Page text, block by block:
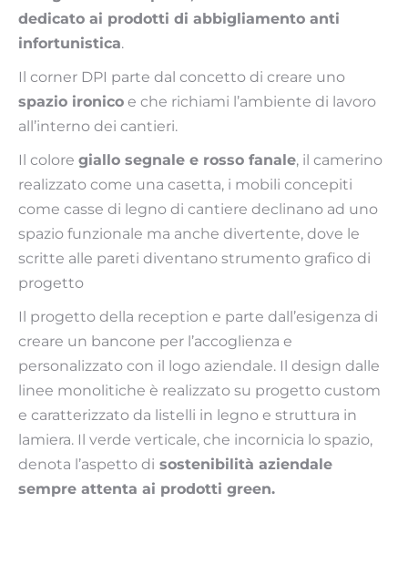
dedicato ai prodotti di abbigliamento anti
infortunistica.
Il corner DPI parte dal concetto di creare uno
spazio ironico e che richiami l’ambiente di lavoro
all’interno dei cantieri.
Il colore giallo segnale e rosso fanale, il camerino
realizzato come una casetta, i mobili concepiti
come casse di legno di cantiere declinano ad uno
spazio funzionale ma anche divertente, dove le
scritte alle pareti diventano strumento grafico di
progetto
Il progetto della reception e parte dall’esigenza di
creare un bancone per l’accoglienza e
personalizzato con il logo aziendale. Il design dalle
linee monolitiche è realizzato su progetto custom
e caratterizzato da listelli in legno e struttura in
lamiera. Il verde verticale, che incornicia lo spazio,
denota l’aspetto di sostenibilità aziendale
sempre attenta ai prodotti green.